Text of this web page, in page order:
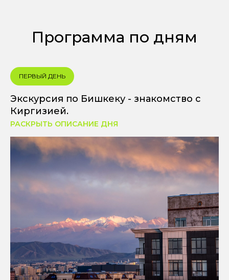
Программа по дням
ПЕРВЫЙ ДЕНЬ
Экскурсия по Бишкеку - знакомство с
Киргизией.
РАСКРЫТЬ ОПИСАНИЕ ДНЯ